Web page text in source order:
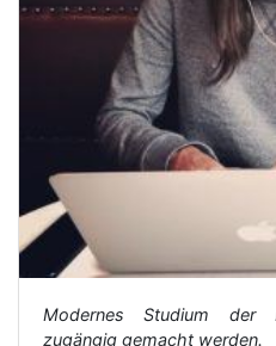
Modernes Studium der
zugängig gemacht werden.